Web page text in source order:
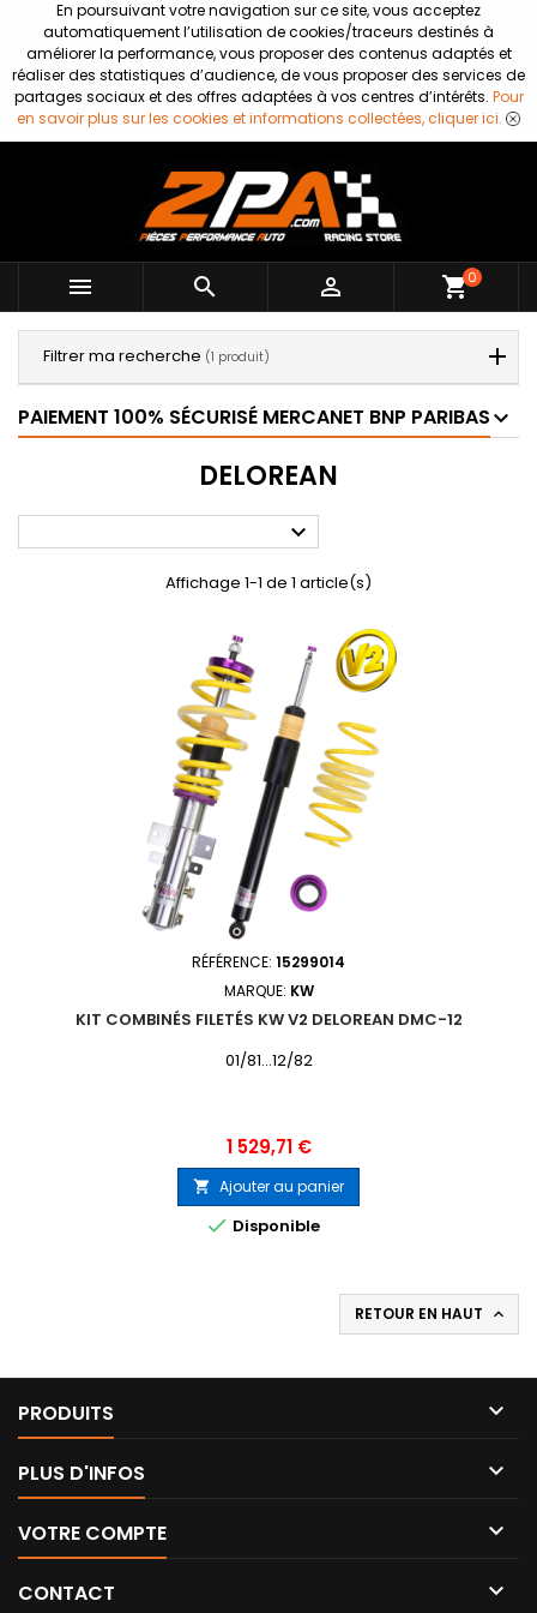
En poursuivant votre navigation sur ce site, vous acceptez
automatiquement l’utilisation de cookies/traceurs destinés à
améliorer la performance, vous proposer des contenus adaptés et
réaliser des statistiques d’audience, de vous proposer des services de
partages sociaux et des offres adaptées à vos centres d’intérêts. Pour
en savoir plus sur les cookies et informations collectées, cliquer ici.
   shopping_cart0
Filtrer ma recherche (1 produit)
PAIEMENT 100% SÉCURISÉ MERCANET BNP PARIBAS
DELOREAN

Affichage 1-1 de 1 article(s)
RÉFÉRENCE: 15299014
MARQUE: KW
KIT COMBINÉS FILETÉS KW V2 DELOREAN DMC-12
01/81...12/82
Prix
1 529,71 €
 Ajouter au panier
 Disponible
RETOUR EN HAUT 
PRODUITS 
PLUS D'INFOS 
VOTRE COMPTE 
CONTACT 